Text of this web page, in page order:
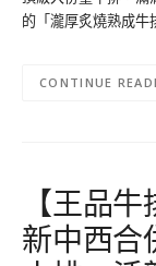
的「瀧厚炙燒熟成
CONTINUE
【王品
新中西合